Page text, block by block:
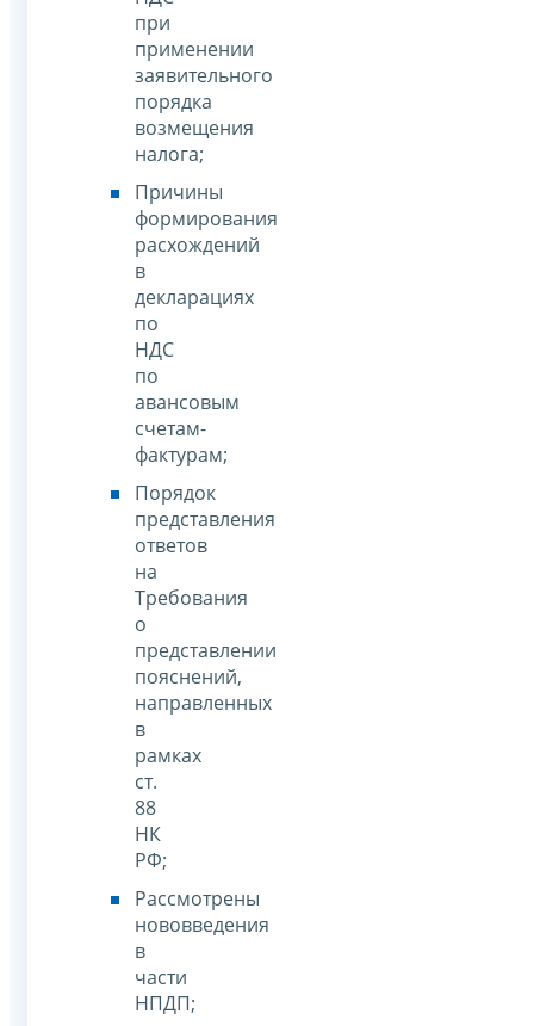
при
применении
заявительного
порядка
возмещения
налога;
Причины
формирования
расхождений
в
декларациях
по
НДС
по
авансовым
счетам-
фактурам;
Порядок
представления
ответов
на
Требования
о
представлении
пояснений,
направленных
в
рамках
ст.
88
НК
РФ;
Рассмотрены
нововведения
в
части
НПДП;